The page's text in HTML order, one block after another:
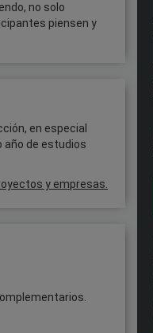
no solo
piensen y
en especial
de estudios
y empresas.